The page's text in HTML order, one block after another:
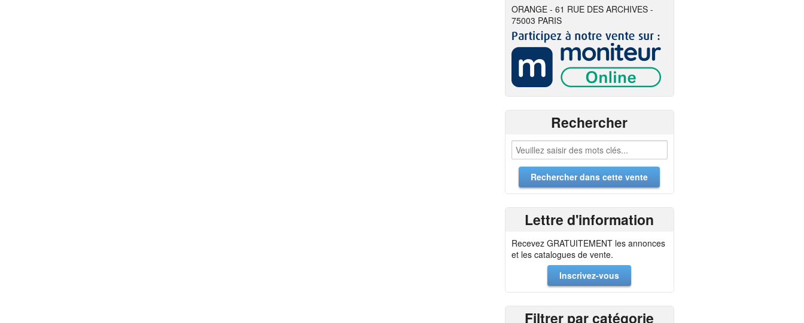
ORANGE - 61 RUE DES ARCHIVES -
75003 PARIS
Rechercher
Lettre d'information
Recevez GRATUITEMENT les annonces
et les catalogues de vente.
Inscrivez-vous
Filtrer par catégorie